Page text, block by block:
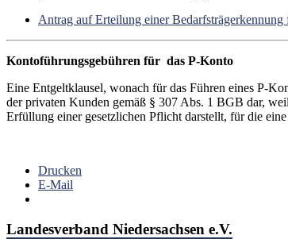
Antrag auf Erteilung einer
Kontoführungsgebühren für das P-Konto
Eine Entgeltklausel, wonach für das Führen eines P-
der privaten Kunden gemäß § 307 Abs. 1 BGB dar,
Erfüllung einer gesetzlichen Pflicht darstellt, für die
Drucken
E-Mail
Landesverband Niedersachsen e.V.